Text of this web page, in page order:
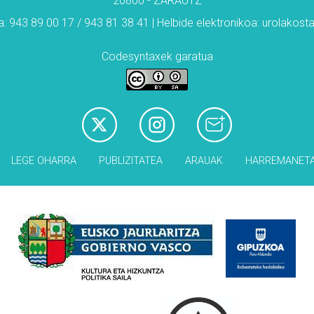
943 89 00 17 / 943 81 38 41 | Helbide elektronikoa:
Codesyntaxek garatua
LEGE OHARRA PUBLIZITATEA ARAUAK